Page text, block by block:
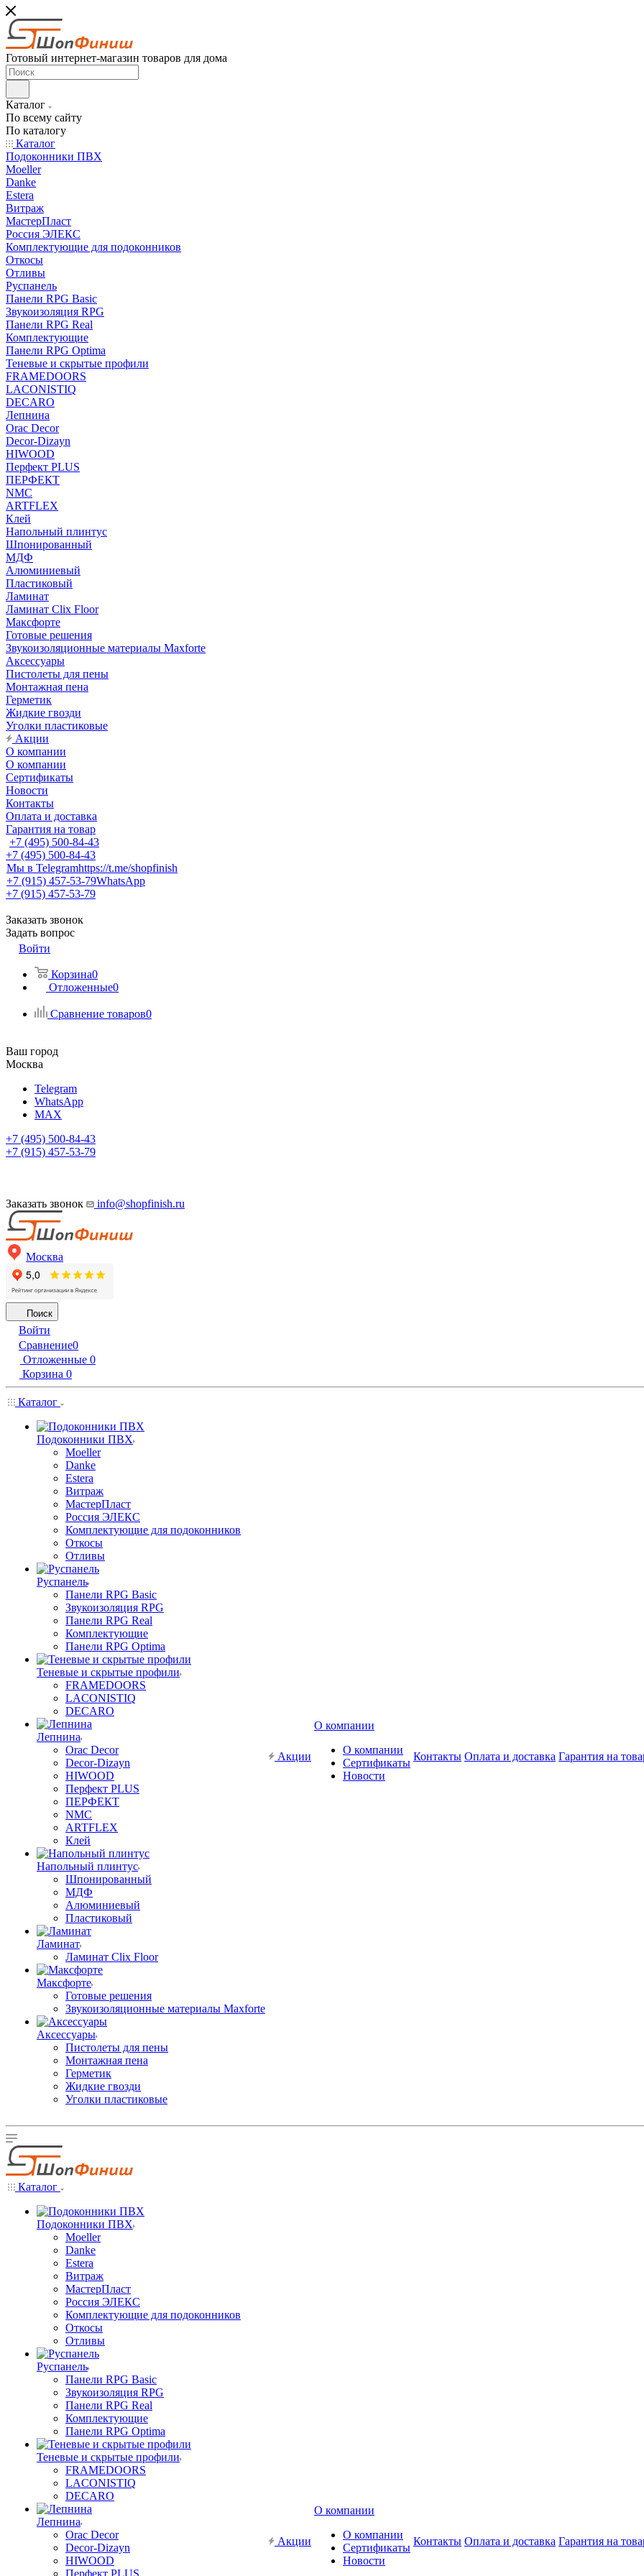
Готовый интернет-магазин товаров для дома
Каталог
По всему сайту
По каталогу
Каталог
Подоконники ПВХ
Moeller
Danke
Estera
Витраж
МастерПласт
Россия ЭЛЕКС
Комплектующие для подоконников
Откосы
Отливы
Руспанель
Панели RPG Basic
Звукоизоляция RPG
Панели RPG Real
Комплектующие
Панели RPG Optima
Теневые и скрытые профили
FRAMEDOORS
LACONISTIQ
DECARO
Лепнина
Orac Decor
Decor-Dizayn
HIWOOD
Перфект PLUS
ПЕРФЕКТ
NMC
ARTFLEX
Клей
Напольный плинтус
Шпонированный
МДФ
Алюминиевый
Пластиковый
Ламинат
Ламинат Clix Floor
Максфорте
Готовые решения
Звукоизоляционные материалы Maxforte
Аксессуары
Пистолеты для пены
Монтажная пена
Герметик
Жидкие гвозди
Уголки пластиковые
Акции
О компании
О компании
Сертификаты
Новости
Контакты
Оплата и доставка
Гарантия на товар
+7 (495) 500-84-43
+7 (495) 500-84-43
Мы в Telegramhttps://t.me/shopfinish
+7 (915) 457-53-79WhatsApp
+7 (915) 457-53-79
Заказать звонок
Задать вопрос
Войти
Корзина0
Отложенные0
Сравнение товаров0
Ваш город
Москва
Telegram
WhatsApp
MAX
+7 (495) 500-84-43
+7 (915) 457-53-79
Заказать звонок info@shopfinish.ru
Москва
Поиск
Войти
Сравнение0
Отложенные 0
Корзина 0
Каталог
Подоконники ПВХ
Moeller
Danke
Estera
Витраж
МастерПласт
Россия ЭЛЕКС
Комплектующие для подоконников
Откосы
Отливы
Руспанель
Панели RPG Basic
Звукоизоляция RPG
Панели RPG Real
Комплектующие
Панели RPG Optima
Теневые и скрытые профили
FRAMEDOORS
LACONISTIQ
DECARO
Лепнина
Orac Decor
Decor-Dizayn
HIWOOD
Перфект PLUS
ПЕРФЕКТ
NMC
ARTFLEX
Клей
Напольный плинтус
Шпонированный
МДФ
Алюминиевый
Пластиковый
Ламинат
Ламинат Clix Floor
Максфорте
Готовые решения
Звукоизоляционные материалы Maxforte
Аксессуары
Пистолеты для пены
Монтажная пена
Герметик
Жидкие гвозди
Уголки пластиковые
Акции
О компании
О компании
Сертификаты
Новости
Контакты Оплата и доставка Гарантия на
Каталог
Подоконники ПВХ
Moeller
Danke
Estera
Витраж
МастерПласт
Россия ЭЛЕКС
Комплектующие для подоконников
Откосы
Отливы
Руспанель
Панели RPG Basic
Звукоизоляция RPG
Панели RPG Real
Комплектующие
Панели RPG Optima
Теневые и скрытые профили
FRAMEDOORS
LACONISTIQ
DECARO
Лепнина
Orac Decor
Decor-Dizayn
HIWOOD
Перфект PLUS
Акции
О компании
О компании
Сертификаты
Новости
Контакты Оплата и доставка Гарантия на